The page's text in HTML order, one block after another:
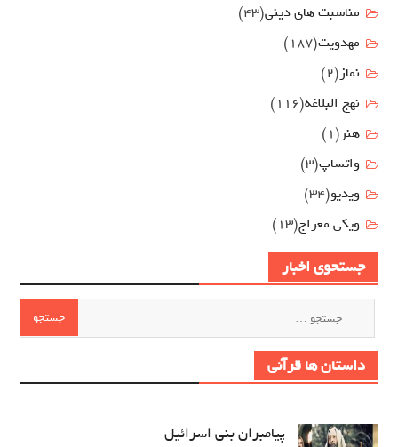
مناسبت های دینی(43)
مهدويت(187)
نماز(2)
نهج البلاغه(116)
هنر(1)
واتساپ(3)
ویدیو(34)
ویکی معراج(13)
جستحوی اخبار
داستان ها قرآنی
پیامبران بنی اسرائیل